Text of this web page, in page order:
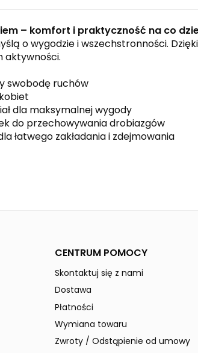
– komfort i praktyczność na co
o wygodzie i wszechstronności.
aktywności.
swobodę ruchów
dla maksymalnej wygody
do przechowywania drobiazgów
łatwego zakładania i zdejmowania
CENTRUM POMOCY
Skontaktuj się z nami
Dostawa
Płatności
Wymiana towaru
Zwroty / Odstąpienie od umowy